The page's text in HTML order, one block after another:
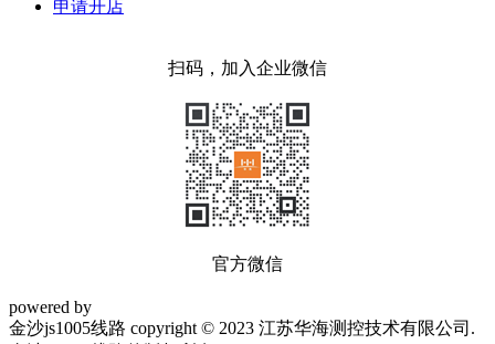
申请开店
扫码，加入企业微信
官方微信
powered by
金沙js1005线路 copyright © 2023 江苏华海测控技术有限公司.